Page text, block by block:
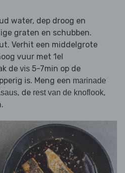
water, dep droog en
graten en schubben.
Verhit een middelgrote
vuur met 1el
de vis 5-7min op de
is. Meng een marinade
, de rest van de knoflook,